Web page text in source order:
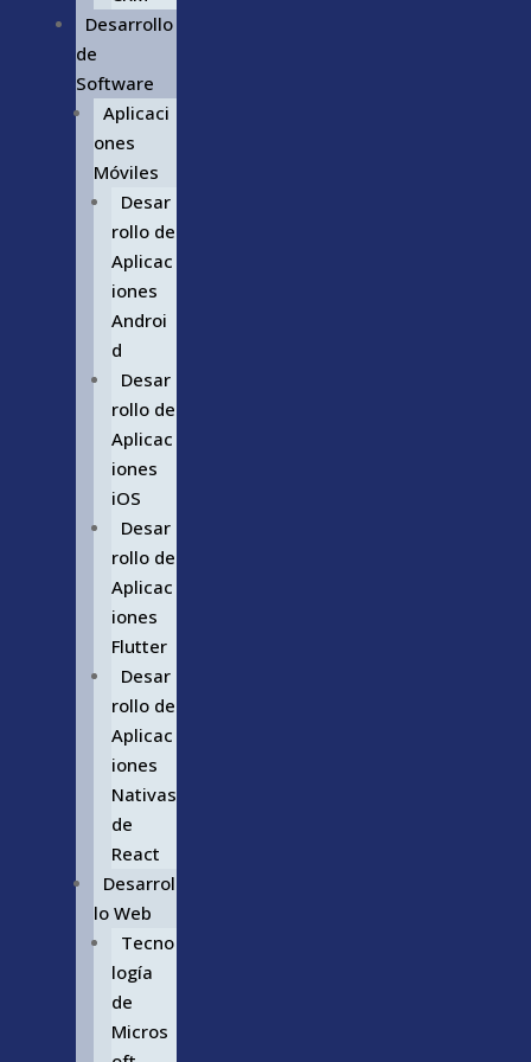
Desarrollo
de
Software
Aplicaci
ones
Móviles
Desar
rollo de
Aplicac
iones
Androi
d
Desar
rollo de
Aplicac
iones
iOS
Desar
rollo de
Aplicac
iones
Flutter
Desar
rollo de
Aplicac
iones
Nativas
de
React
Desarrol
lo Web
Tecno
logía
de
Micros